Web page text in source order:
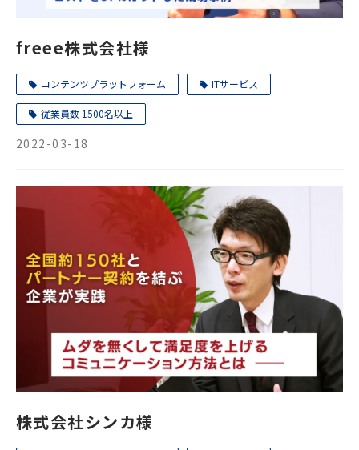
freee株式会社様
コンテンツプラットフォーム ITサービス
従業員数 1500名以上
2022-03-18
株式会社シンカ様